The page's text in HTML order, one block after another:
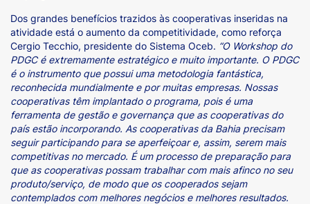
Dos grandes benefícios trazidos às cooperativas inseridas na
atividade está o aumento da competitividade, como reforça
Cergio Tecchio, presidente do Sistema Oceb. “O Workshop do
PDGC é extremamente estratégico e muito importante. O PDGC
é o instrumento que possui uma metodologia fantástica,
reconhecida mundialmente e por muitas empresas. Nossas
cooperativas têm implantado o programa, pois é uma
ferramenta de gestão e governança que as cooperativas do
país estão incorporando. As cooperativas da Bahia precisam
seguir participando para se aperfeiçoar e, assim, serem mais
competitivas no mercado. É um processo de preparação para
que as cooperativas possam trabalhar com mais afinco no seu
produto/serviço, de modo que os cooperados sejam
contemplados com melhores negócios e melhores resultados.